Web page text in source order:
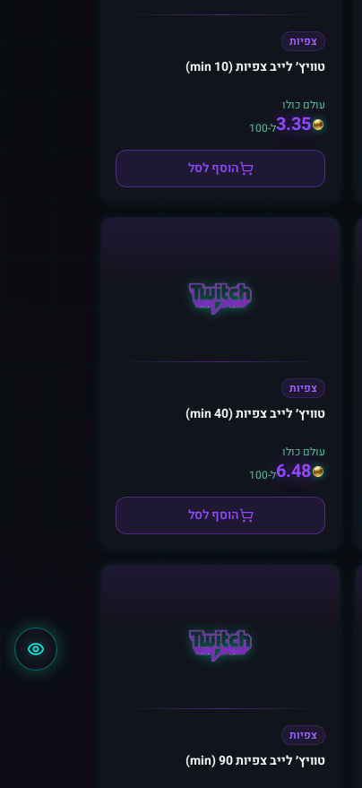
צפיות
טוויץ׳ לייב צפיות (10 min)
עולם כולו
3.35ל-100
הוסף לסל
צפיות
טוויץ׳ לייב צפיות (40 min)
עולם כולו
6.48ל-100
הוסף לסל
צפיות
טוויץ׳ לייב צפיות 90 (min)